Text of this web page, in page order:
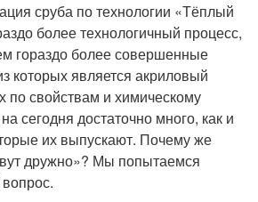
сруба по технологии «Тёплый
более технологичный процесс,
гораздо более совершенные
которых является акриловый
по свойствам и химическому
сегодня достаточно много, как и
их выпускают. Почему же
дружно»? Мы попытаемся